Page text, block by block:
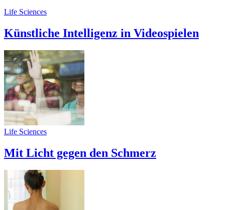
Life Sciences
Künstliche Intelligenz in Videospielen
Life Sciences
Mit Licht gegen den Schmerz